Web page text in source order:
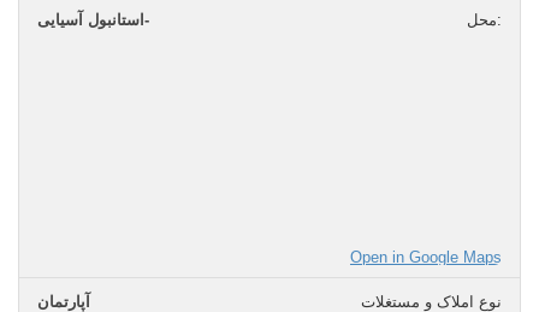
محل: استانبول آسیایی-
Open in Google Maps
نوع املاک و مستغلات آپارتمان